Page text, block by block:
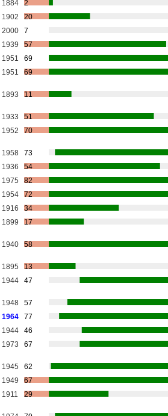
1884
2
1902
20
2000
7
1939
57
1951
69
1951 69
1893 11
1933
51
1952 70
1958
73
1936
54
1975
82
1954
72
1916
34
1899 17
1940 58
1895
13
1944 47
1948
57
1964
77
1944
46
1973 67
1945
62
1949
67
1911 29